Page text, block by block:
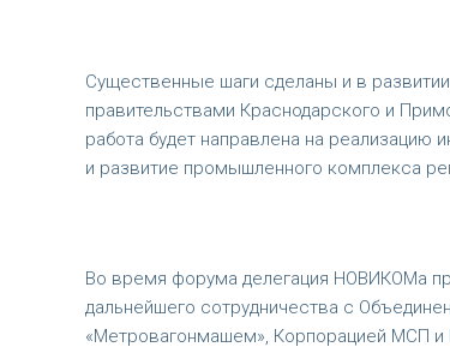
Существенные шаги сделаны и в
правительствами Краснодарского и
работа будет направлена на реализацию
и развитие промышленного комплекса
Во время форума делегация НОВИКОМа
дальнейшего сотрудничества с
«Метровагонмашем», Корпорацией МСП